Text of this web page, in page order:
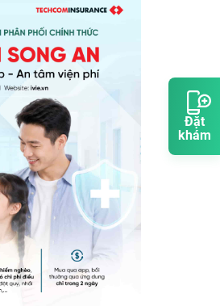
Đặt
khám